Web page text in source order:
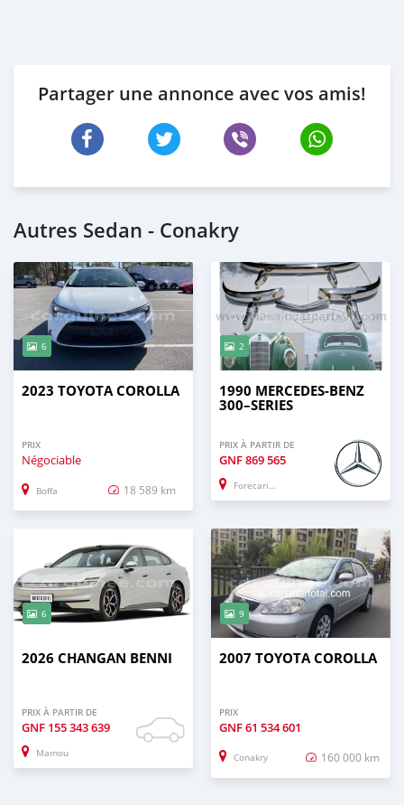
Partager une annonce avec vos amis!
Autres Sedan - Conakry
6
2023 TOYOTA COROLLA
PRIX
Négociable
Boffa 18 589 km
2
1990 MERCEDES-BENZ
300–SERIES
PRIX À PARTIR DE
GNF869 565
Forecariah
6
2026 CHANGAN BENNI
PRIX À PARTIR DE
GNF 155 343 639
Mamou
9
2007 TOYOTA COROLLA
PRIX
GNF61 534 601
Conakry 160 000 km